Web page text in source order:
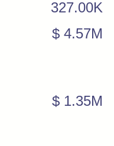
327.00K
$ 4.57M
$ 1.35M